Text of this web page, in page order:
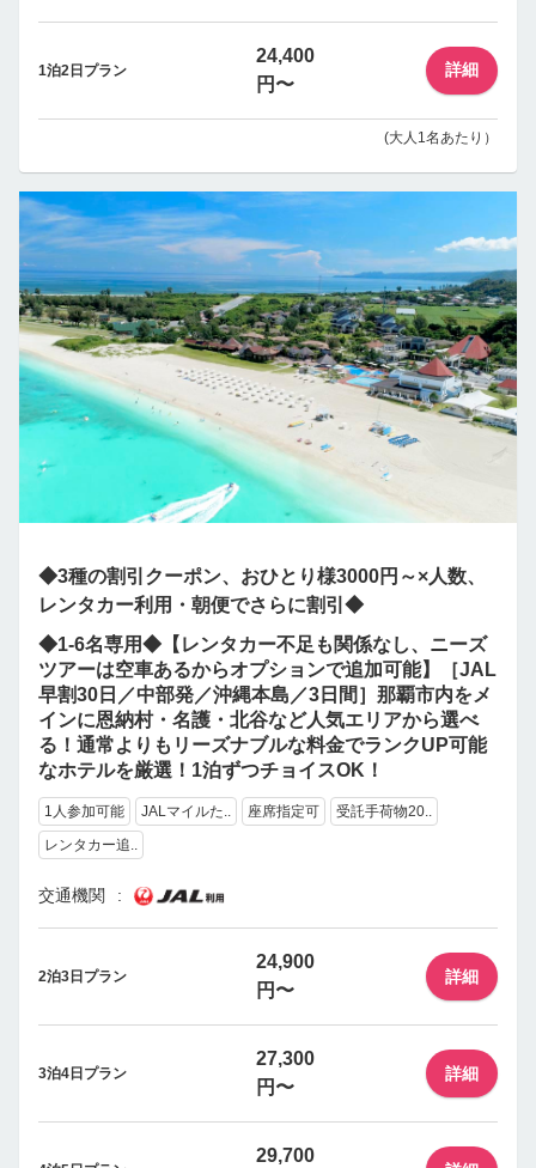
1泊2日プラン
24,400
円〜
詳細
(大人1名あたり）
◆3種の割引クーポン、おひとり様3000円～×人数、
レンタカー利用・朝便でさらに割引◆
◆1-6名専用◆【レンタカー不足も関係なし、ニーズ
ツアーは空車あるからオプションで追加可能】［JAL
早割30日／中部発／沖縄本島／3日間］那覇市内をメ
インに恩納村・名護・北谷など人気エリアから選べ
る！通常よりもリーズナブルな料金でランクUP可能
なホテルを厳選！1泊ずつチョイスOK！
1人参加可能 JALマイルた.. 座席指定可
受託手荷物20..
レンタカー追..
交通機関
2泊3日プラン
24,900
円〜
詳細
3泊4日プラン
27,300
円〜
詳細
29,700